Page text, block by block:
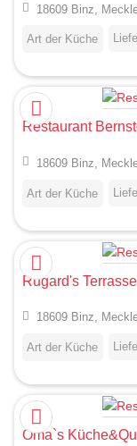
18609 Binz,
Art der Küche
Restaurant
18609 Binz,
Art der Küche
Rugard's Terrasse
18609 Binz,
Art der Küche
Oma`s